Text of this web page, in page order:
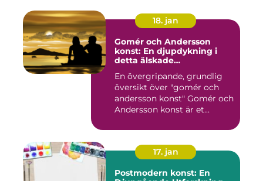
18. jan
Gomér och Andersson
konst: En djupdykning i
detta älskade
En övergripande, grundlig
översikt över "gomér och
andersson konst" Gomér och
Andersson konst är et...
17. jan
Postmodern konst: En